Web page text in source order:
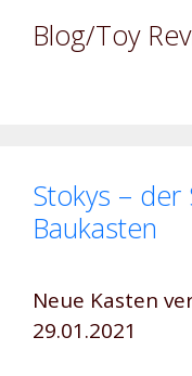
Blog/Toy
Stokys – der
Baukasten
Neue Kasten
29.01.2021